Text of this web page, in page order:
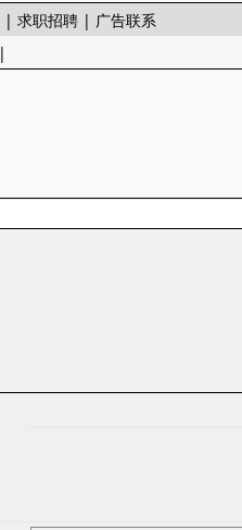
|求职招聘 | 广告联系
|